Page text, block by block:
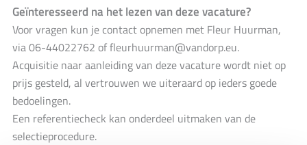
Geïnteresseerd na het lezen van deze vacature?
Voor vragen kun je contact opnemen met Fleur Huurman,
via 06-44022762 offleurhuurman@vandorp.eu.
Acquisitie naar aanleiding van deze vacature wordt niet op
prijs gesteld, al vertrouwen we uiteraard op ieders goede
bedoelingen.
Een referentiecheck kan onderdeel uitmaken van de
selectieprocedure.